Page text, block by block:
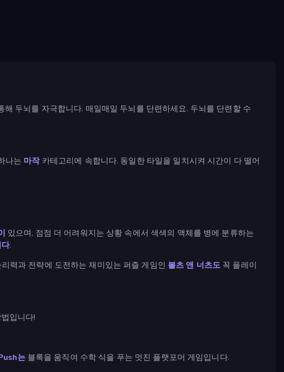
두뇌를 자극합니다. 매일매일 두뇌를 단련하세요. 두뇌를 단련할 수
나는 마작카테고리에 속합니다. 동일한 타일을 일치시켜 시간이 다 떨어
있으며, 점점 더 어려워지는 상황 속에서 색색의 액체를 병에 분류하는
.
력과 전략에 도전하는 재미있는 퍼즐 게임인 볼츠 앤 너츠도 꼭 플레이
입니다!
는블록을 움직여 수학 식을 푸는 멋진 플랫포머 게임입니다.